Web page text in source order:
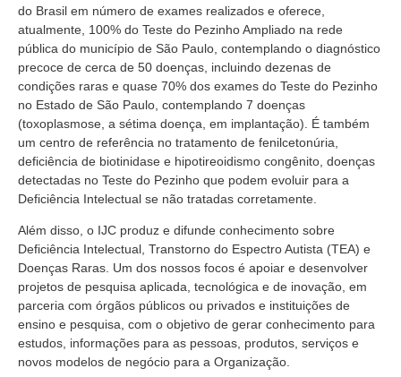
do Brasil em número de exames realizados e oferece,
atualmente, 100% do Teste do Pezinho Ampliado na rede
pública do município de São Paulo, contemplando o diagnóstico
precoce de cerca de 50 doenças, incluindo dezenas de
condições raras e quase 70% dos exames do Teste do Pezinho
no Estado de São Paulo, contemplando 7 doenças
(toxoplasmose, a sétima doença, em implantação). É também
um centro de referência no tratamento de fenilcetonúria,
deficiência de biotinidase e hipotireoidismo congênito, doenças
detectadas no Teste do Pezinho que podem evoluir para a
Deficiência Intelectual se não tratadas corretamente.
Além disso, o IJC produz e difunde conhecimento sobre
Deficiência Intelectual, Transtorno do Espectro Autista (TEA) e
Doenças Raras. Um dos nossos focos é apoiar e desenvolver
projetos de pesquisa aplicada, tecnológica e de inovação, em
parceria com órgãos públicos ou privados e instituições de
ensino e pesquisa, com o objetivo de gerar conhecimento para
estudos, informações para as pessoas, produtos, serviços e
novos modelos de negócio para a Organização.